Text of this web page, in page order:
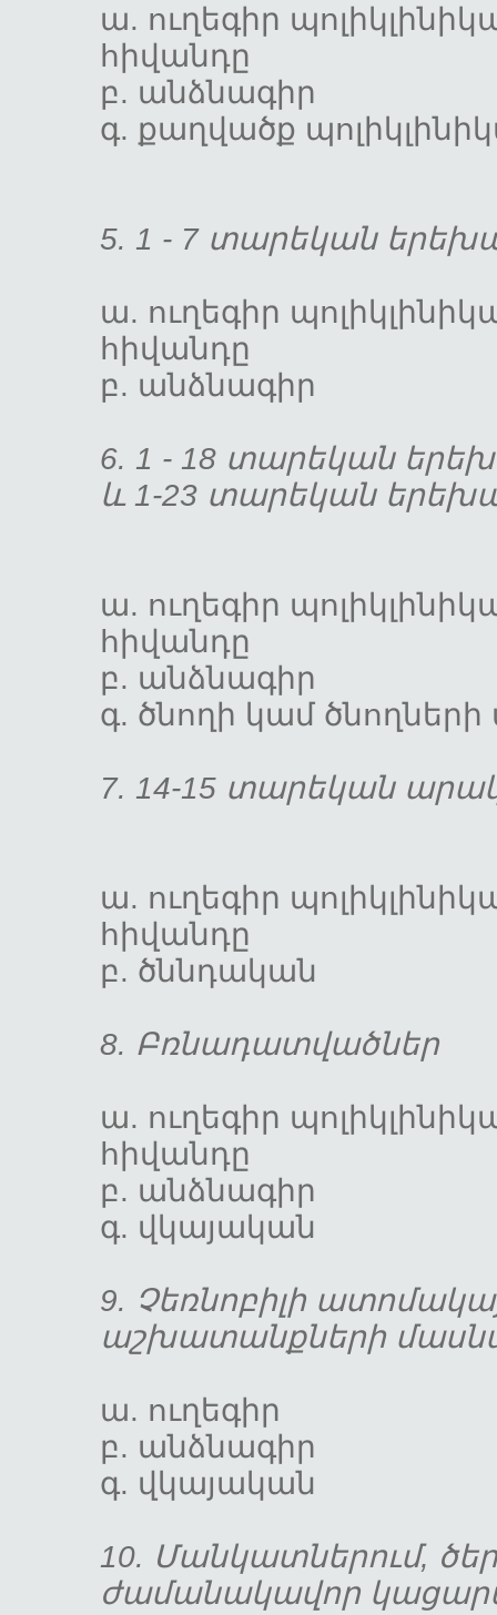
ա. ուղեգիր
հիվանդը
բ.
գ. քաղվածք
5. 1 - 7 տարեկան
ա. ուղեգիր
հիվանդը
բ.
6. 1 - 18 տարեկան
և 1-23 տարեկան
ա. ուղեգիր
հիվանդը
բ.
գ. ծնողի կամ
7. 14-15 տարեկան
ա. ուղեգիր
հիվանդը
բ. ծննդական
8. Բռնադատվածներ
ա. ուղեգիր
հիվանդը
բ.
գ. վկայական
9. Չեռնոբիլի
աշխատանքների
ա.
բ.
գ.
10. Մանկատներում,
ժամանակավոր